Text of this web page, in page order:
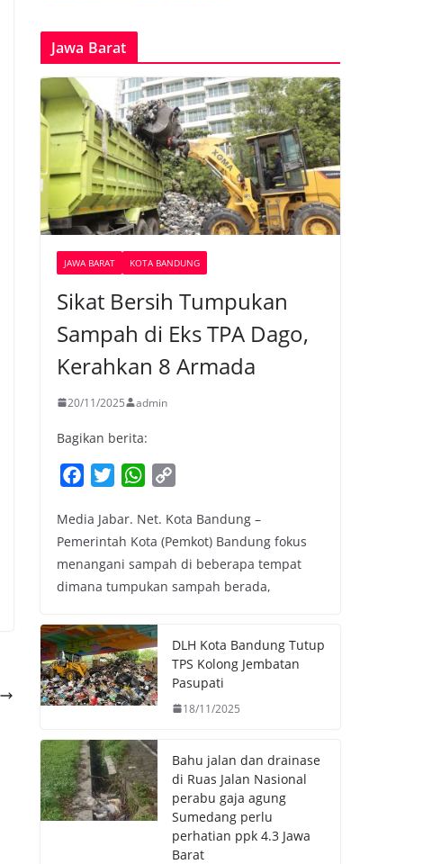
Jawa Barat
JAWA BARAT KOTA BANDUNG
Sikat Bersih Tumpukan
Sampah di Eks TPA Dago,
Kerahkan 8 Armada
20/11/2025 admin
Bagikan berita:
c
e
b
o
k
i
t
t
e
W
a
t
s
A
p
p
y
L
i
k
Media Jabar. Net. Kota Bandung –
Pemerintah Kota (Pemkot) Bandung fokus
menangani sampah di beberapa tempat
dimana tumpukan sampah berada,
DLH Kota Bandung Tutup
TPS Kolong Jembatan
Pasupati
18/11/2025
Bahu jalan dan drainase
di Ruas Jalan Nasional
perabu gaja agung
Sumedang perlu
perhatian ppk 4.3 Jawa
Barat